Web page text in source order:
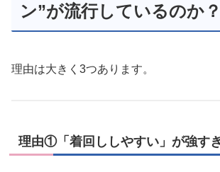
ン”が流行しているのか？
理由は大きく3つあります。
理由①「着回ししやすい」が強す